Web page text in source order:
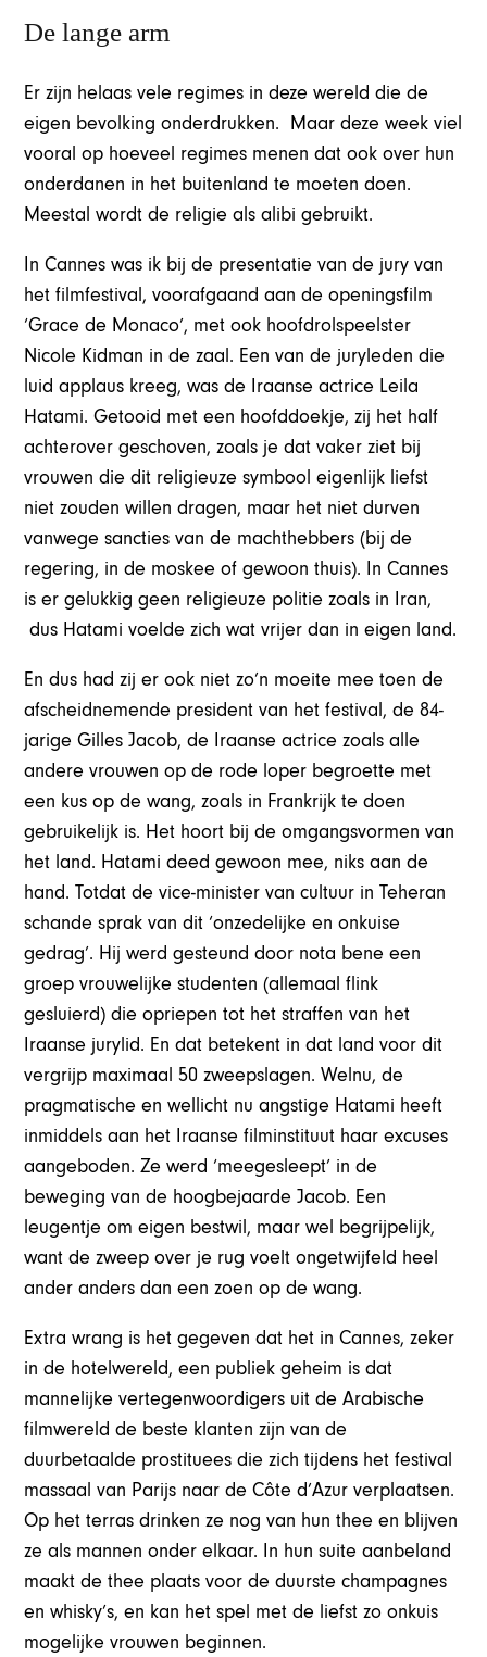
De lange arm
Er zijn helaas vele regimes in deze wereld die de
eigen bevolking onderdrukken. Maar deze week viel
vooral op hoeveel regimes menen dat ook over hun
onderdanen in het buitenland te moeten doen.
Meestal wordt de religie als alibi gebruikt.
In Cannes was ik bij de presentatie van de jury van
het filmfestival, voorafgaand aan de openingsfilm
‘Grace de Monaco’, met ook hoofdrolspeelster
Nicole Kidman in de zaal. Een van de juryleden die
luid applaus kreeg, was de Iraanse actrice Leila
Hatami. Getooid met een hoofddoekje, zij het half
achterover geschoven, zoals je dat vaker ziet bij
vrouwen die dit religieuze symbool eigenlijk liefst
niet zouden willen dragen, maar het niet durven
vanwege sancties van de machthebbers (bij de
regering, in de moskee of gewoon thuis). In Cannes
is er gelukkig geen religieuze politie zoals in Iran,
dus Hatami voelde zich wat vrijer dan in eigen land.
En dus had zij er ook niet zo’n moeite mee toen de
afscheidnemende president van het festival, de 84-
jarige Gilles Jacob, de Iraanse actrice zoals alle
andere vrouwen op de rode loper begroette met
een kus op de wang, zoals in Frankrijk te doen
gebruikelijk is. Het hoort bij de omgangsvormen van
het land. Hatami deed gewoon mee, niks aan de
hand. Totdat de vice-minister van cultuur in Teheran
schande sprak van dit ‘onzedelijke en onkuise
gedrag’. Hij werd gesteund door nota bene een
groep vrouwelijke studenten (allemaal flink
gesluierd) die opriepen tot het straffen van het
Iraanse jurylid. En dat betekent in dat land voor dit
vergrijp maximaal 50 zweepslagen. Welnu, de
pragmatische en wellicht nu angstige Hatami heeft
inmiddels aan het Iraanse filminstituut haar excuses
aangeboden. Ze werd ‘meegesleept’ in de
beweging van de hoogbejaarde Jacob. Een
leugentje om eigen bestwil, maar wel begrijpelijk,
want de zweep over je rug voelt ongetwijfeld heel
ander anders dan een zoen op de wang.
Extra wrang is het gegeven dat het in Cannes, zeker
in de hotelwereld, een publiek geheim is dat
mannelijke vertegenwoordigers uit de Arabische
filmwereld de beste klanten zijn van de
duurbetaalde prostituees die zich tijdens het festival
massaal van Parijs naar de Côte d’Azur verplaatsen.
Op het terras drinken ze nog van hun thee en blijven
ze als mannen onder elkaar. In hun suite aanbeland
maakt de thee plaats voor de duurste champagnes
en whisky’s, en kan het spel met de liefst zo onkuis
mogelijke vrouwen beginnen.